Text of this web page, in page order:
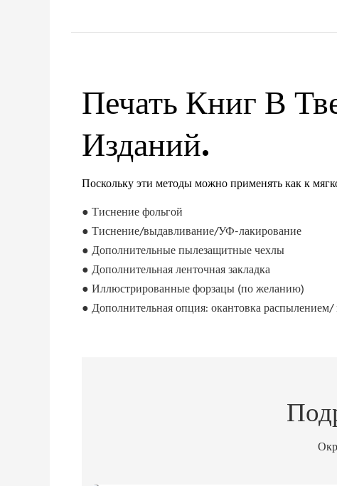
Печать Книг В
Изданий.
Поскольку эти методы можно применять как к
●Тиснение фольгой
●Тиснение/выдавливание/УФ-лакирование
●Дополнительные пылезащитные чехлы
●Дополнительная ленточная закладка
●Иллюстрированные форзацы (по желанию)
●Дополнительная опция: окантовка распылением/